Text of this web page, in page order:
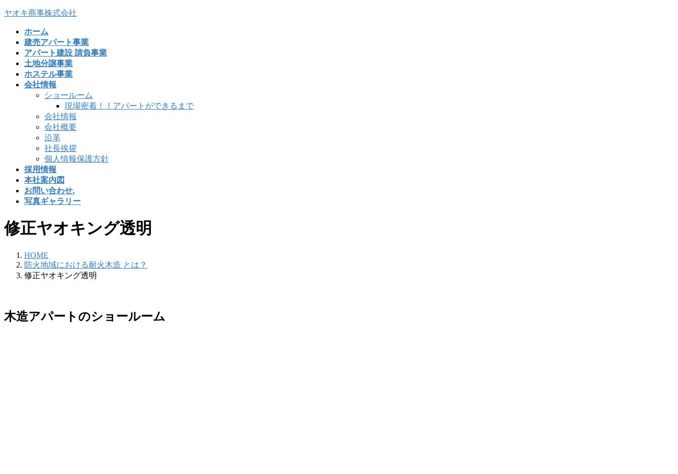
ヤオキ商事株式会社
ホーム
建売アパート事業
アパート建設 請負事業
土地分譲事業
ホステル事業
会社情報
ショールーム
現場密着！！アパートができるまで
会社情報
会社概要
沿革
社長挨拶
個人情報保護方針
採用情報
本社案内図
お問い合わせ.
写真ギャラリー
修正ヤオキング透明
HOME
防火地域における耐火木造 とは？
修正ヤオキング透明
木造アパートのショールーム